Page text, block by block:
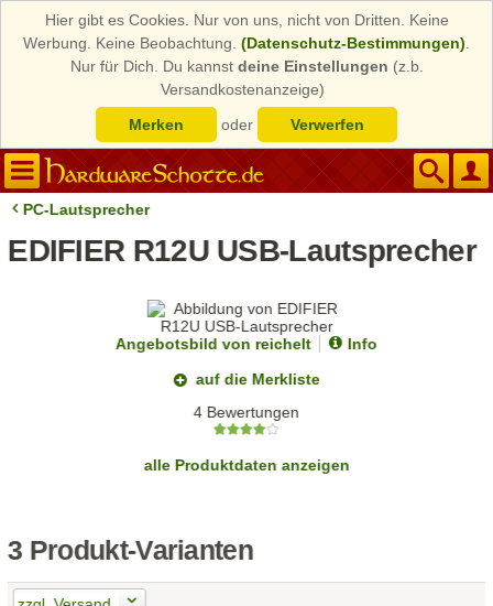
Hier gibt es Cookies. Nur von uns, nicht von Dritten. Keine
Werbung. Keine Beobachtung. (Datenschutz-Bestimmungen)
Nur für Dich. Du kannst deine Einstellungen (z.b.
Versandkostenanzeige)
Merken
oder Verwerfen
PC-Lautsprecher
EDIFIER R12U USB-Lautsprecher
Angebotsbild von reichelt
Info
auf die Merkliste
4 Bewertungen
alle Produktdaten anzeigen
3 Produkt-Varianten